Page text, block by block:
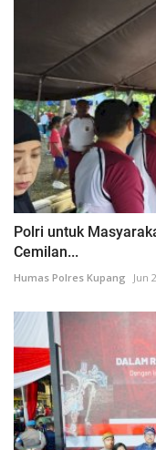
Polri untuk
Cemilan...
Humas Polres Kupang Jun